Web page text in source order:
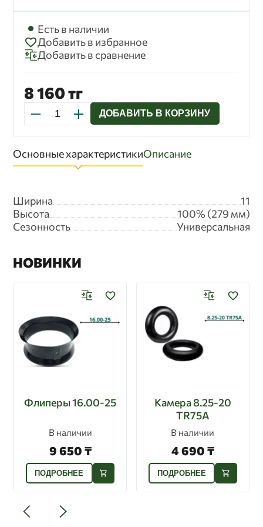
Есть в наличии
Добавить в избранное
Добавить в сравнение
8 160 тг
ДОБАВИТЬ В КОРЗИНУ
Основные характеристикиОписание
Ширина
11
Высота
100% (279 мм)
Сезонность
Универсальная
НОВИНКИ
Флиперы 16.00-25
В наличии
9 650 ₸
ПОДРОБНЕЕ
Камера 8.25-20
TR75A
В наличии
4 690 ₸
ПОДРОБНЕЕ